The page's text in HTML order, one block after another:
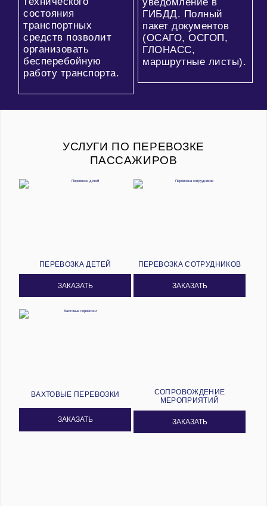
состояния
транспортных
средств позволит
организовать
бесперебойную
работу транспорта.
ГИБДД. Полный
пакет документов
(ОСАГО, ОСГОП,
ГЛОНАСС,
маршрутные листы).
УСЛУГИ ПО ПЕРЕВОЗКЕ
ПАССАЖИРОВ
ПЕРЕВОЗКА ДЕТЕЙ
ЗАКАЗАТЬ
ПЕРЕВОЗКА СОТРУДНИКОВ
ЗАКАЗАТЬ
ВАХТОВЫЕ ПЕРЕВОЗКИ
ЗАКАЗАТЬ
СОПРОВОЖДЕНИЕ
МЕРОПРИЯТИЙ
ЗАКАЗАТЬ